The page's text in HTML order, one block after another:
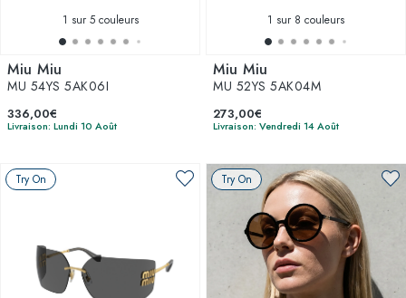
1 sur 5 couleurs
Miu Miu
MU 54YS 5AK06I
336,00€
Livraison: Lundi 10 Août
1 sur 8 couleurs
Miu Miu
MU 52YS 5AK04M
273,00€
Livraison: Vendredi 14 Août
Try On Try On